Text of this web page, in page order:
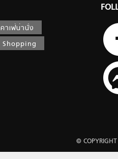
คาเฟ่น่านั่ง
Shopping
©